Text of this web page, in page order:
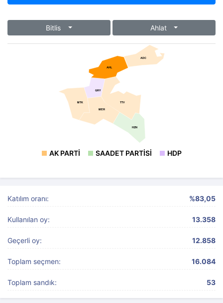
Bitlis Ahlat
ADC
AHL
MER
HZN
MTK TTV
GRY
AK PARTI SAADET PARTISI HDP
Katılım oranı: %83,05
Kullanılan oy: 13.358
Geçerli oy: 12.858
Toplam seçmen: 16.084
Toplam sandık: 53